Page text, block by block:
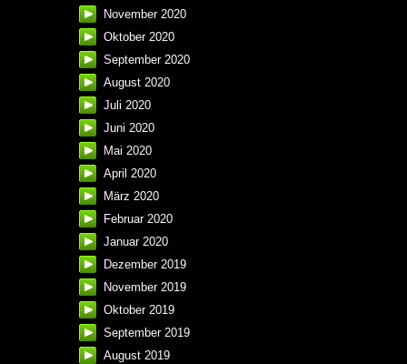
November 2020
Oktober 2020
September 2020
August 2020
Juli 2020
Juni 2020
Mai 2020
April 2020
März 2020
Februar 2020
Januar 2020
Dezember 2019
November 2019
Oktober 2019
September 2019
August 2019